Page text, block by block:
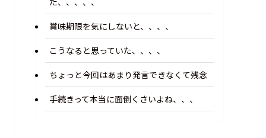
賞味期限を気にしないと、、、、
こうなると思っていた、、、、
ちょっと今回はあまり発言できなくて残念
手続きって本当に面倒くさいよね、、、